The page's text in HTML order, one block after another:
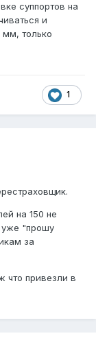
суппортов на
и
мм, только
1
на 150 не
уже "прошу
за
что привезли в